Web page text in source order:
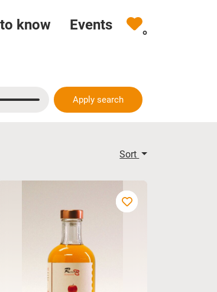
know Events 0
Apply search
Sort